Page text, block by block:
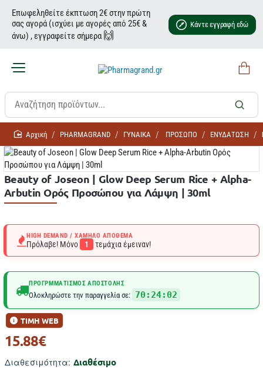
Επωφεληθείτε έκπτωση 2€ στην πρώτη
σας αγορά (ισχύει με αγορές από 25€ &
άνω) , εγγραφείτε σήμερα 🙌
Κάντε εγγραφή εδώ
homePHARMAGRAND ΓΥΝΑΙΚΑ ΠΡΟΣΩΠΟ ΕΝΥΔΑΤΩΣΗ
Beauty of Joseon | Glow Deep Serum Rice + Alpha-
Arbutin Ορός Προσώπου για Λάμψη | 30ml
HIGH DEMAND / ΧΑΜΗΛΌ ΑΠΌΘΕΜΑ
Πρόλαβε! Μόνο 1 τεμάχια έμειναν!
ΠΡΟΓΡΜΜΑΤΙΣΜΌΣ ΑΠΟΣΤΟΛΉΣ
Ολοκληρώστε την παραγγελία σε: 70:24:01
Διαθεσιμότητα: Διαθέσιμο
ΤΙΜΗ WEB
15.88€